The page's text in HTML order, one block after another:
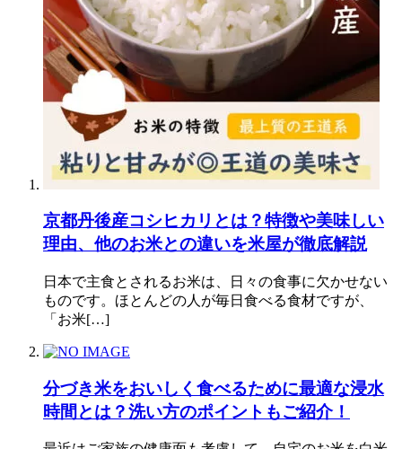
京都丹後産コシヒカリとは？特徴や美味しい
理由、他のお米との違いを米屋が徹底解説
日本で主食とされるお米は、日々の食事に欠かせない
ものです。ほとんどの人が毎日食べる食材ですが、
「お米[…]
分づき米をおいしく食べるために最適な浸水
時間とは？洗い方のポイントもご紹介！